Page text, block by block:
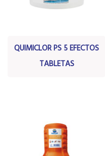
QUIMICLOR PS 5 EFECTOS
TABLETAS